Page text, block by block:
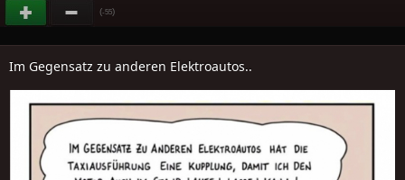
(-55)
Im Gegensatz zu anderen Elektroautos..